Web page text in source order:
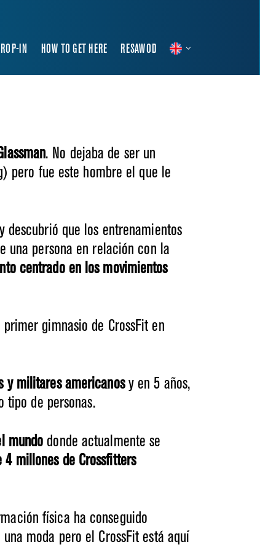
IN HOW TO GET HERE RESAWOD
. No dejaba de ser un
pero fue este hombre el que le
descubrió que los entrenamientos
una persona en relación con la
centrado en los movimientos
gimnasio de CrossFit en
y militares americanosy en 5 años,
tipo de personas.
mundo donde actualmente se
4 millones de Crossfitters
física ha conseguido
moda pero el CrossFit está aquí